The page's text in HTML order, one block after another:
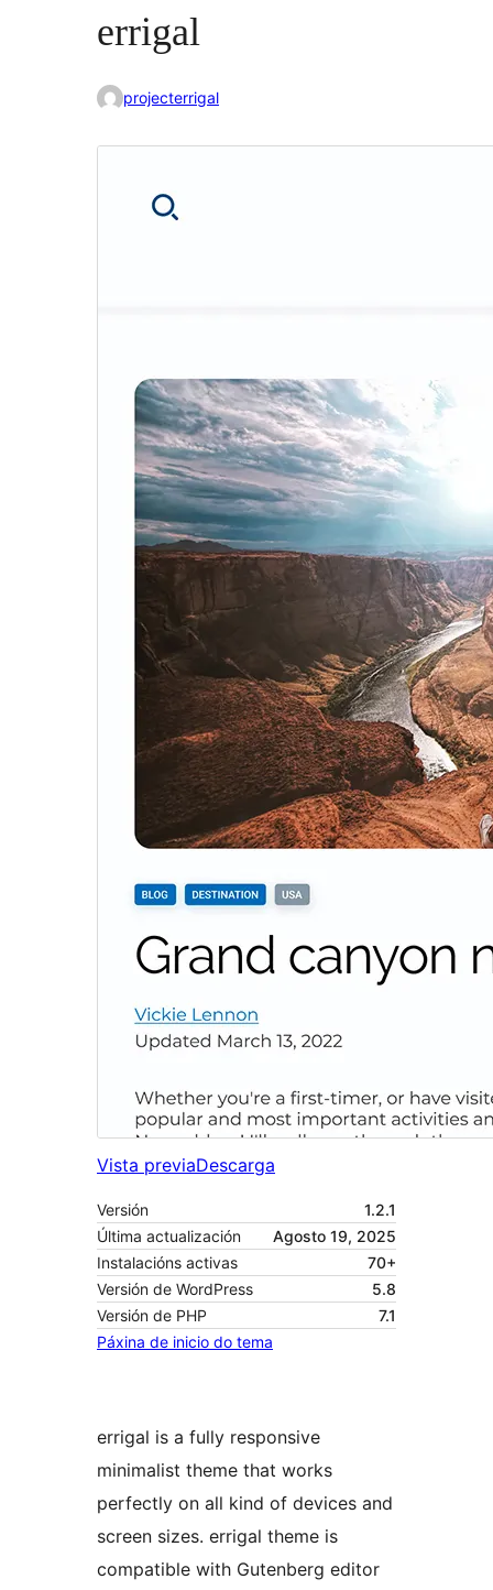
errigal
projecterrigal
Vista previaDescarga
Versión
1.2.1
Última actualización
Agosto 19, 2025
Instalacións activas
70+
Versión de WordPress
5.8
Versión de PHP
7.1
Páxina de inicio do tema
errigal is a fully responsive
minimalist theme that works
perfectly on all kind of devices and
screen sizes. errigal theme is
compatible with Gutenberg editor